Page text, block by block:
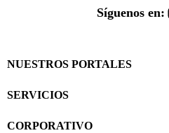
Síguenos en:
NUESTROS PORTALES
SERVICIOS
CORPORATIVO